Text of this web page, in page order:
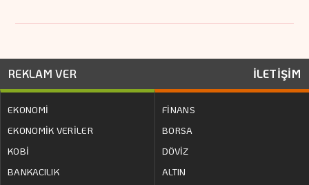
REKLAM VER İLETİŞİM
EKONOMİ
EKONOMİK VERİLER
KOBİ
BANKACILIK
FİNANS
BORSA
DÖVİZ
ALTIN